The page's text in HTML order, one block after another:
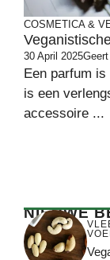
COSMETICA &
30 April 2025Geert
Een parfum
is een
accessoire ...
NIEUWE